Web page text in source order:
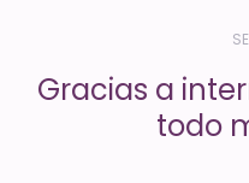
oro
Gracias a
todo